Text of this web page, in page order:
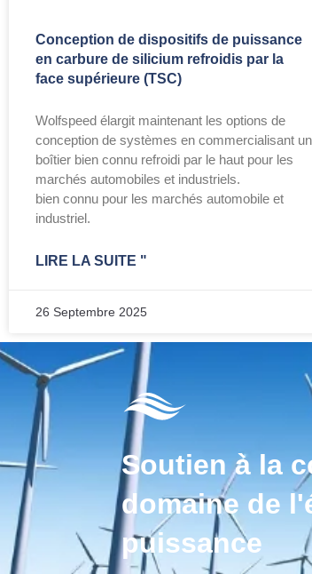
Conception de dispositifs de puissance
en carbure de silicium refroidis par la
face supérieure (TSC)
Wolfspeed élargit maintenant les options de
conception de systèmes en commercialisant un
boîtier bien connu refroidi par le haut pour les
marchés automobiles et industriels.
bien connu pour les marchés automobile et
industriel.
LIRE LA SUITE "
26 Septembre 2025
Soutien à la
domaine de
puissance